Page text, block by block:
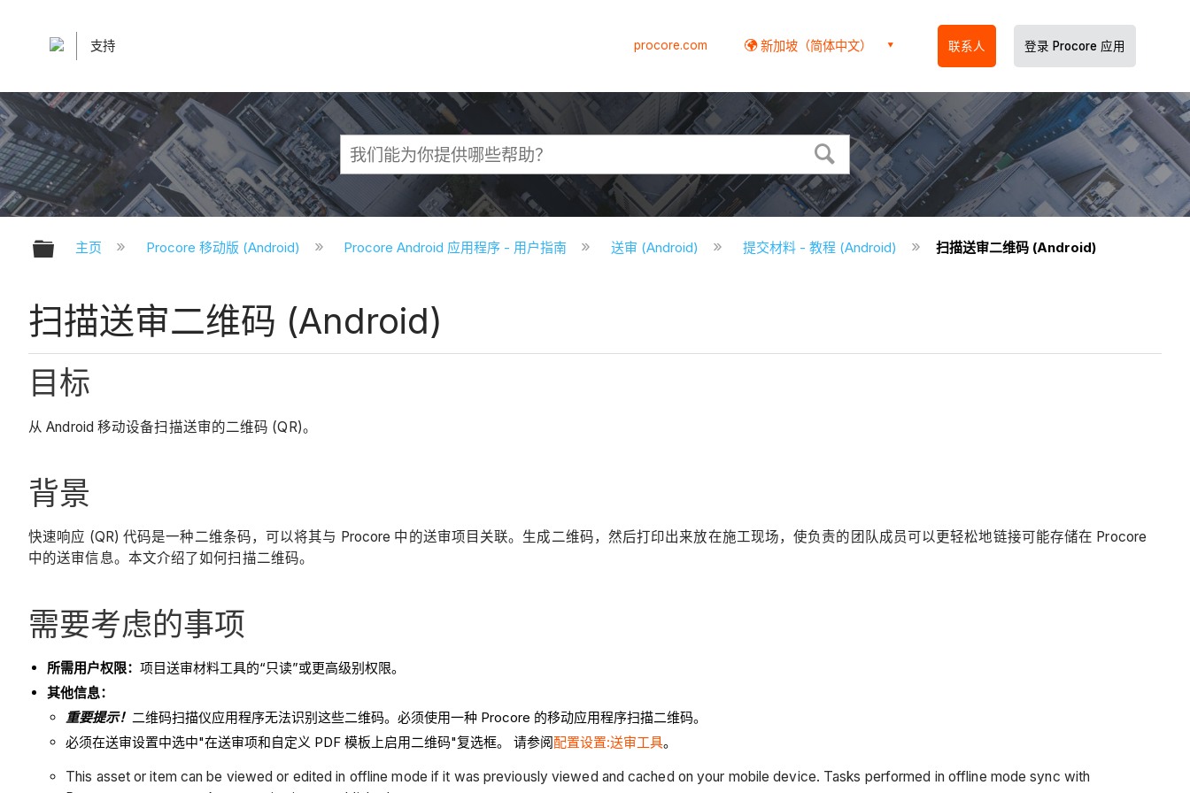
支持 procore.com 新加坡（简体中文） 联系人 登录 Procore 应用
扩展/隐缩全局层次
主页 Procore 移动版 (Android) Procore Android 应用程序 - 用户指南 送审 (Android) 提交材料 - 教程 (Android) 扫描送审二维码 (Android)
扫描送审二维码 (Android)
目标
从 Android 移动设备扫描送审的二维码 (QR)。
背景
快速响应 (QR) 代码是一种二维条码，可以将其与 Procore 中的送审项目关联。生成二维码，然后打印出来放在施工现场，使负责的团队成员可以更轻松地链接可能存储在 Procore
中的送审信息。本文介绍了如何扫描二维码。
需要考虑的事项
所需用户权限： 项目送审材料工具的“只读”或更高级别权限。
其他信息：
重要提示！ 二维码扫描仪应用程序无法识别这些二维码。必须使用一种 Procore 的移动应用程序扫描二维码。
必须在送审设置中选中"在送审项和自定义 PDF 模板上启用二维码"复选框。 请参阅配置设置:送审工具。
This asset or item can be viewed or edited in offline mode if it was previously viewed and cached on your mobile device. Tasks performed in offline mode sync with